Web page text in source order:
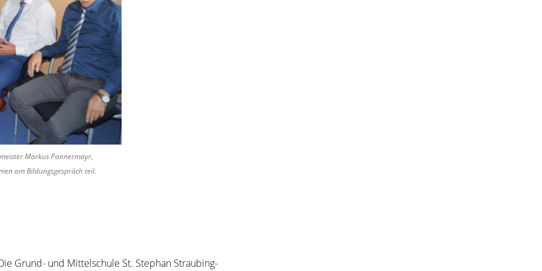
Markus Pannermayr,
am Bildungsgespräch teil.
Grund- und Mittelschule St. Stephan Straubing-